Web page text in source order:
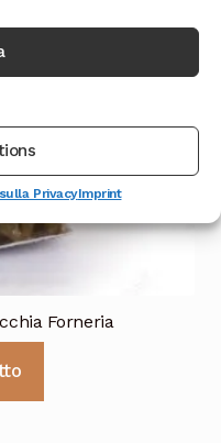
PrivacyImprint
Forneria